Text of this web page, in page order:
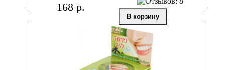
168 р.